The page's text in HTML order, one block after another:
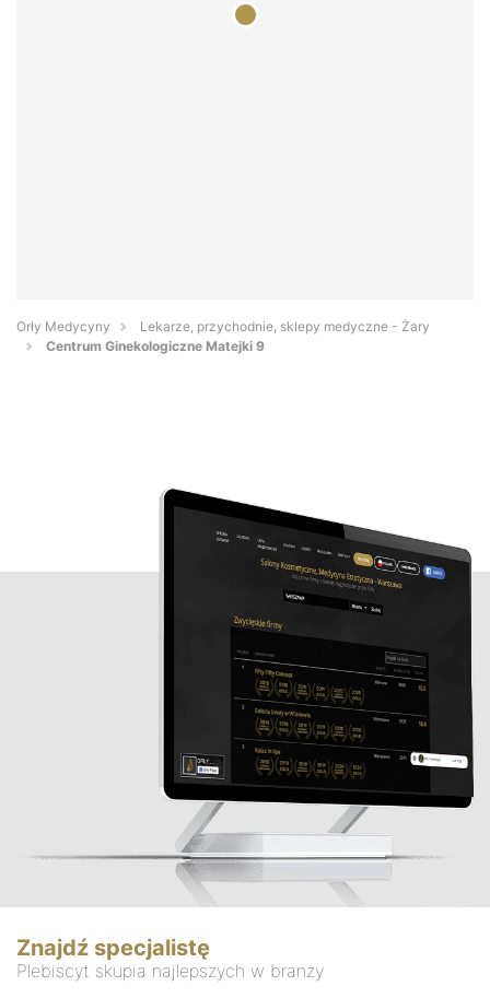
Orły Medycyny
Lekarze, przychodnie, sklepy medyczne - Żary
Centrum Ginekologiczne Matejki 9
Znajdź specjalistę
Plebiscyt skupia najlepszych w branży